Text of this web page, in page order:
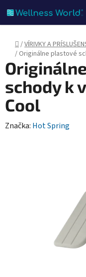
na
obsah
Domov
/VÍRIVKY A
/ Originálne plastové
schody k
Cool
Značka: Hot Spring